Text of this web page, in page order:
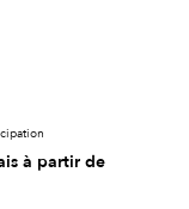
à partir de